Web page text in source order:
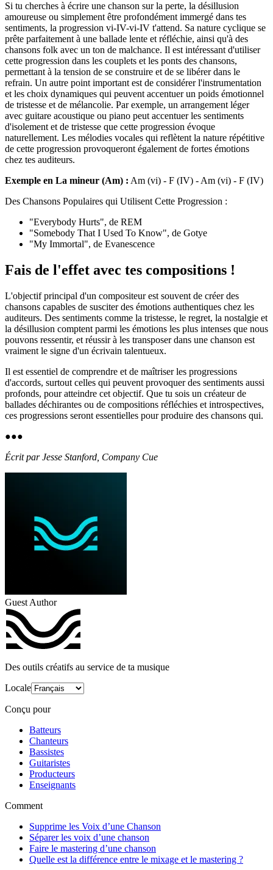
Si tu cherches à écrire une chanson sur la perte, la désillusion
amoureuse ou simplement être profondément immergé dans tes
sentiments, la progression vi-IV-vi-IV t'attend. Sa nature cyclique se
prête parfaitement à une ballade lente et réfléchie, ainsi qu'à des
chansons folk avec un ton de malchance. Il est intéressant d'utiliser
cette progression dans les couplets et les ponts des chansons,
permettant à la tension de se construire et de se libérer dans le
refrain. Un autre point important est de considérer l'instrumentation
et les choix dynamiques qui peuvent accentuer un poids émotionnel
de tristesse et de mélancolie. Par exemple, un arrangement léger
avec guitare acoustique ou piano peut accentuer les sentiments
d'isolement et de tristesse que cette progression évoque
naturellement. Les mélodies vocales qui reflètent la nature répétitive
de cette progression provoqueront également de fortes émotions
chez tes auditeurs.
Exemple en La mineur (Am) : Am (vi) - F (IV) - Am (vi) - F (IV)
Des Chansons Populaires qui Utilisent Cette Progression :
"Everybody Hurts", de REM
"Somebody That I Used To Know", de Gotye
"My Immortal", de Evanescence
Fais de l'effet avec tes compositions !
L'objectif principal d'un compositeur est souvent de créer des
chansons capables de susciter des émotions authentiques chez les
auditeurs. Des sentiments comme la tristesse, le regret, la nostalgie et
la désillusion comptent parmi les émotions les plus intenses que nous
pouvons ressentir, et réussir à les transposer dans une chanson est
vraiment le signe d'un écrivain talentueux.
Il est essentiel de comprendre et de maîtriser les progressions
d'accords, surtout celles qui peuvent provoquer des sentiments aussi
profonds, pour atteindre cet objectif. Que tu sois un créateur de
ballades déchirantes ou de compositions réfléchies et introspectives,
ces progressions seront essentielles pour produire des chansons qui.
●●●
Écrit par Jesse Stanford, Company Cue
Guest Author
Des outils créatifs au service de ta musique
Locale
Conçu pour
Batteurs
Chanteurs
Bassistes
Guitaristes
Producteurs
Enseignants
Comment
Supprime les Voix d’une Chanson
Séparer les voix d’une chanson
Faire le mastering d’une chanson
Quelle est la différence entre le mixage et le mastering ?